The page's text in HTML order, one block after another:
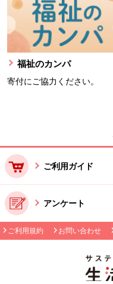
福祉のカンパ
寄付にご協力ください。
ご利用ガイド
アンケート
ご利用規約 お問い合わせ